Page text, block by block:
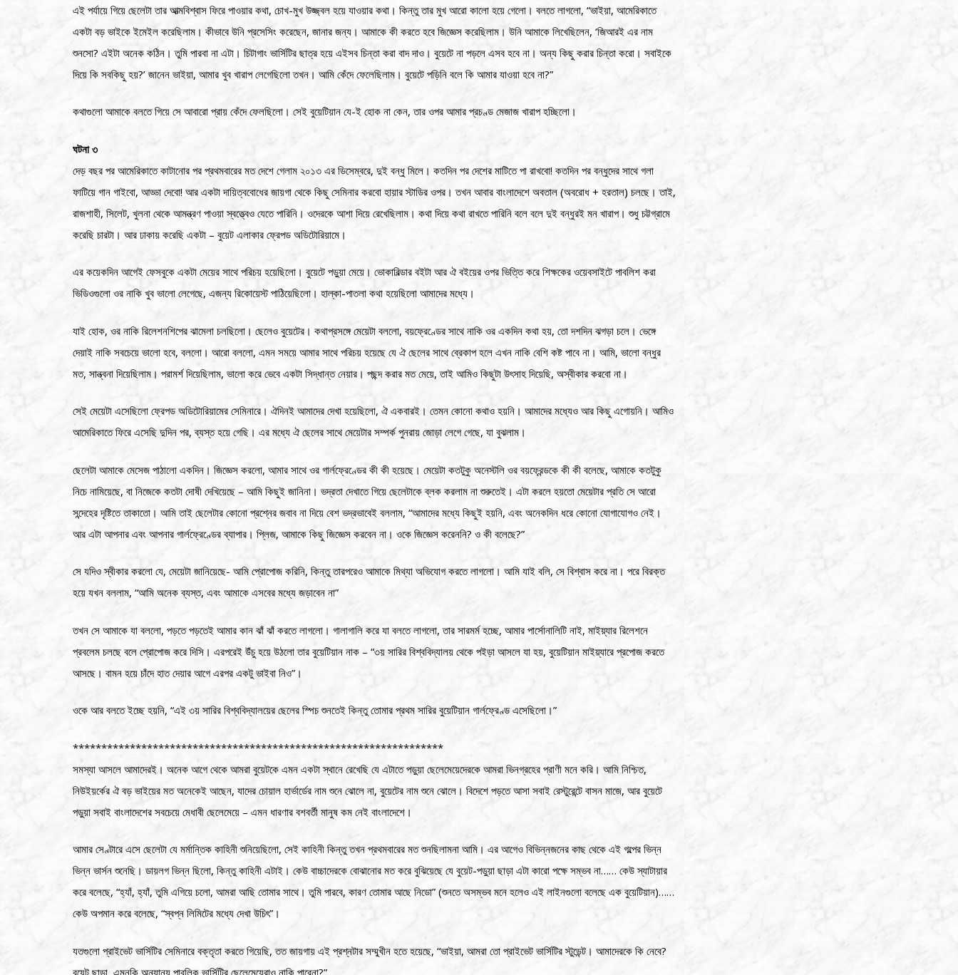
এই পর্যায়ে গিয়ে ছেলেটা তার আত্মবিশ্বাস ফিরে পাওয়ার কথা, চোখ-মুখ উজ্জ্বল হয়ে যাওয়ার কথা। কিন্তু তার মুখ আরো কালো হয়ে গেলো। বলতে লাগলো, “ভাইয়া, আমেরিকাতে
একটা বড় ভাইকে ইমেইল করেছিলাম। কীভাবে উনি প্রসেসিং করেছেন, জানার জন্য। আমাকে কী করতে হবে জিজ্ঞেস করেছিলাম। উনি আমাকে লিখেছিলেন, ‘জিআরই এর নাম
শুনসো? এইটা অনেক কঠিন। তুমি পারবা না এটা। চিটাগাং ভার্সিটির ছাত্র হয়ে এইসব চিন্তা করা বাদ দাও। বুয়েটে না পড়লে এসব হবে না। অন্য কিছু করার চিন্তা করো। সবাইকে
দিয়ে কি সবকিছু হয়?’ জানেন ভাইয়া, আমার খুব খারাপ লেগেছিলো তখন। আমি কেঁদে ফেলেছিলাম। বুয়েটে পড়িনি বলে কি আমার যাওয়া হবে না?”
কথাগুলো আমাকে বলতে গিয়ে সে আবারো প্রায় কেঁদে ফেলছিলো। সেই বুয়েটিয়ান যে-ই হোক না কেন, তার ওপর আমার প্রচণ্ড মেজাজ খারাপ হচ্ছিলো।
ঘটনা ৩
দেড় বছর পর আমেরিকাতে কাটানোর পর প্রথমবারের মত দেশে গেলাম ২০১৩ এর ডিসেম্বরে, দুই বন্ধু মিলে। কতদিন পর দেশের মাটিতে পা রাখবো! কতদিন পর বন্ধুদের সাথে গলা
ফাটিয়ে গান গাইবো, আড্ডা দেবো! আর একটা দায়িত্ববোধের জায়গা থেকে কিছু সেমিনার করবো হায়ার স্টাডির ওপর। তখন আবার বাংলাদেশে অবতাল (অবরোধ + হরতাল) চলছে। তাই,
রাজশাহী, সিলেট, খুলনা থেকে আমন্ত্রণ পাওয়া স্বত্ত্বেও যেতে পারিনি। ওদেরকে আশা দিয়ে রেখেছিলাম। কথা দিয়ে কথা রাখতে পারিনি বলে বলে দুই বন্ধুরই মন খারাপ। শুধু চট্টগ্রামে
করেছি চারটা। আর ঢাকায় করেছি একটা – বুয়েট এলাকার ফ্রেপড অডিটোরিয়ামে।
এর কয়েকদিন আগেই ফেসবুকে একটা মেয়ের সাথে পরিচয় হয়েছিলো। বুয়েটে পড়ুয়া মেয়ে। ভোকাবিল্ডার বইটা আর ঐ বইয়ের ওপর ভিত্তি করে শিক্ষকের ওয়েবসাইটে পাবলিশ করা
ভিডিওগুলো ওর নাকি খুব ভালো লেগেছে, এজন্য রিকোয়েস্ট পাঠিয়েছিলো। হাল্কা-পাতলা কথা হয়েছিলো আমাদের মধ্যে।
যাই হোক, ওর নাকি রিলেশনশিপের ঝামেলা চলছিলো। ছেলেও বুয়েটের। কথাপ্রসঙ্গে মেয়েটা বললো, বয়ফ্রেণ্ডের সাথে নাকি ওর একদিন কথা হয়, তো দশদিন ঝগড়া চলে। ভেঙ্গে
দেয়াই নাকি সবচেয়ে ভালো হবে, বললো। আরো বললো, এমন সময়ে আমার সাথে পরিচয় হয়েছে যে ঐ ছেলের সাথে ব্রেকাপ হলে এখন নাকি বেশি কষ্ট পাবে না। আমি, ভালো বন্ধুর
মত, সান্ত্বনা দিয়েছিলাম। পরামর্শ দিয়েছিলাম, ভালো করে ভেবে একটা সিদ্ধান্ত নেয়ার। পছন্দ করার মত মেয়ে, তাই আমিও কিছুটা উৎসাহ দিয়েছি, অস্বীকার করবো না।
সেই মেয়েটা এসেছিলো ফ্রেপড অডিটোরিয়ামের সেমিনারে। ঐদিনই আমাদের দেখা হয়েছিলো, ঐ একবারই। তেমন কোনো কথাও হয়নি। আমাদের মধ্যেও আর কিছু এগোয়নি। আমিও
আমেরিকাতে ফিরে এসেছি দুদিন পর, ব্যস্ত হয়ে গেছি। এর মধ্যে ঐ ছেলের সাথে মেয়েটার সম্পর্ক পুনরায় জোড়া লেগে গেছে, যা বুঝলাম।
ছেলেটা আমাকে মেসেজ পাঠালো একদিন। জিজ্ঞেস করলো, আমার সাথে ওর গার্লফ্রেণ্ডের কী কী হয়েছে। মেয়েটা কতটুকু অনেস্টলি ওর বয়ফ্রেন্ডকে কী কী বলেছে, আমাকে কতটুকু
নিচে নামিয়েছে, বা নিজেকে কতটা দোষী দেখিয়েছে – আমি কিছুই জানিনা। ভদ্রতা দেখাতে গিয়ে ছেলেটাকে ব্লক করলাম না শুরুতেই। এটা করলে হয়তো মেয়েটার প্রতি সে আরো
সন্দেহের দৃষ্টিতে তাকাতো। আমি তাই ছেলেটার কোনো প্রশ্নের জবাব না দিয়ে বেশ ভদ্রভাবেই বললাম, “আমাদের মধ্যে কিছুই হয়নি, এবং অনেকদিন ধরে কোনো যোগাযোগও নেই।
আর এটা আপনার এবং আপনার গার্লফ্রেণ্ডের ব্যাপার। প্লিজ, আমাকে কিছু জিজ্ঞেস করবেন না। ওকে জিজ্ঞেস করেননি? ও কী বলেছে?”
সে যদিও স্বীকার করলো যে, মেয়েটা জানিয়েছে- আমি প্রোপোজ করিনি, কিন্তু তারপরেও আমাকে মিথ্যা অভিযোগ করতে লাগলো। আমি যাই বলি, সে বিশ্বাস করে না। পরে বিরক্ত
হয়ে যখন বললাম, “আমি অনেক ব্যস্ত, এবং আমাকে এসবের মধ্যে জড়াবেন না”
তখন সে আমাকে যা বললো, পড়তে পড়তেই আমার কান ঝাঁ ঝাঁ করতে লাগলো। গালাগালি করে যা বলতে লাগলো, তার সারমর্ম হচ্ছে, আমার পার্সোনালিটি নাই, মাইয়্যার রিলেশনে
প্রবলেম চলছে বলে প্রোপোজ করে দিসি। এরপরেই উঁচু হয়ে উঠলো তার বুয়েটিয়ান নাক – “৩য় সারির বিশ্ববিদ্যালয় থেকে পইড়া আসলে যা হয়, বুয়েটিয়ান মাইয়্যারে প্রপোজ করতে
আসছে। বামন হয়ে চাঁদে হাত দেয়ার আগে এরপর একটু ভাইবা নিও”।
ওকে আর বলতে ইচ্ছে হয়নি, “এই ৩য় সারির বিশ্ববিদ্যালয়ের ছেলের স্পিচ শুনতেই কিন্তু তোমার প্রথম সারির বুয়েটিয়ান গার্লফ্রেণ্ড এসেছিলো।”
*****************************************************************
সমস্যা আসলে আমাদেরই। অনেক আগে থেকে আমরা বুয়েটকে এমন একটা স্থানে রেখেছি যে এটাতে পড়ুয়া ছেলেমেয়েদেরকে আমরা ভিনগ্রহের প্রাণী মনে করি। আমি নিশ্চিত,
নিউইয়র্কের ঐ বড় ভাইয়ের মত অনেকেই আছেন, যাদের চোয়াল হার্ভার্ডের নাম শুনে ঝোলে না, বুয়েটের নাম শুনে ঝোলে। বিদেশে পড়তে আসা সবাই রেস্টুরেন্টে বাসন মাজে, আর বুয়েটে
পড়ুয়া সবাই বাংলাদেশের সবচেয়ে মেধাবী ছেলেমেয়ে – এমন ধারণার বশবর্তী মানুষ কম নেই বাংলাদেশে।
আমার সেণ্টারে এসে ছেলেটা যে মর্মান্তিক কাহিনী শুনিয়েছিলো, সেই কাহিনী কিন্তু তখন প্রথমবারের মত শুনছিলামনা আমি। এর আগেও বিভিন্নজনের কাছ থেকে এই গল্পের ভিন্ন
ভিন্ন ভার্সন শুনেছি। ডায়লগ ভিন্ন ছিলো, কিন্তু কাহিনী এটাই। কেউ বাচ্চাদেরকে বোঝানোর মত করে বুঝিয়েছে যে বুয়েট-পড়ুয়া ছাড়া এটা কারো পক্ষে সম্ভব না…… কেউ স্যাটায়ার
করে বলেছে, “হ্যাঁ, হ্যাঁ, তুমি এগিয়ে চলো, আমরা আছি তোমার সাথে। তুমি পারবে, কারণ তোমার আছে নিডো” (শুনতে অসম্ভব মনে হলেও এই লাইনগুলো বলেছে এক বুয়েটিয়ান)……
কেউ অপমান করে বলেছে, “স্বপ্ন লিমিটের মধ্যে দেখা উচিৎ”।
যতগুলো প্রাইভেট ভার্সিটির সেমিনারে বক্তৃতা করতে গিয়েছি, তত জায়গায় এই প্রশ্নটার সম্মুখীন হতে হয়েছে, “ভাইয়া, আমরা তো প্রাইভেট ভার্সিটির স্টুডেন্ট। আমাদেরকে কি নেবে?
বুয়েট ছাড়া, এমনকি অন্যান্য পাবলিক ভার্সিটির ছেলেমেয়েরাও নাকি পারেনা?”